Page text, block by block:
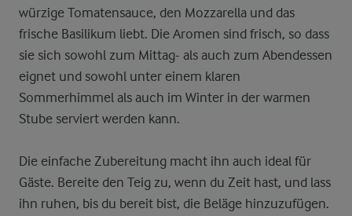
würzige Tomatensauce, den Mozzarella und das
frische Basilikum liebt. Die Aromen sind frisch, so dass
sie sich sowohl zum Mittag- als auch zum Abendessen
eignet und sowohl unter einem klaren
Sommerhimmel als auch im Winter in der warmen
Stube serviert werden kann.
Die einfache Zubereitung macht ihn auch ideal für
Gäste. Bereite den Teig zu, wenn du Zeit hast, und lass
ihn ruhen, bis du bereit bist, die Beläge hinzuzufügen.